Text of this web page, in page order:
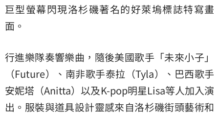
巨型螢幕閃現洛杉磯著名的好萊塢標誌特寫畫
面。
行進樂隊奏響樂曲，隨後美國歌手「未來小子」
（Future）、南非歌手泰拉（Tyla）、巴西歌手
安妮塔（Anitta）以及K-pop明星Lisa等人加入演
出。服裝與道具設計靈感來自洛杉磯街頭藝術和